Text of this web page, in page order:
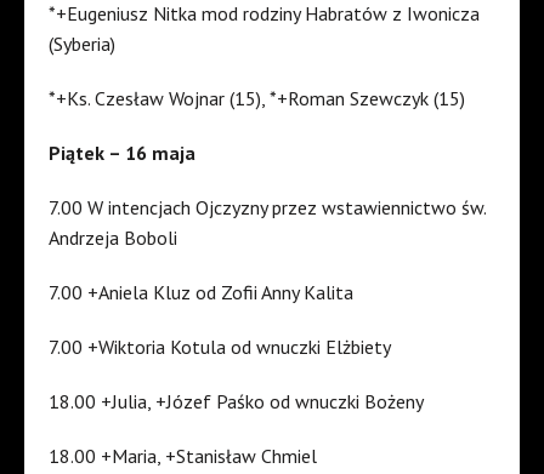
*+Eugeniusz Nitka mod rodziny Habratów z Iwonicza
(Syberia)
*+Ks. Czesław Wojnar (15), *+Roman Szewczyk (15)
Piątek – 16 maja
7.00 W intencjach Ojczyzny przez wstawiennictwo św.
Andrzeja Boboli
7.00 +Aniela Kluz od Zofii Anny Kalita
7.00 +Wiktoria Kotula od wnuczki Elżbiety
18.00 +Julia, +Józef Paśko od wnuczki Bożeny
18.00 +Maria, +Stanisław Chmiel